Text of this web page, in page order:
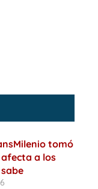
tomó
afecta a los